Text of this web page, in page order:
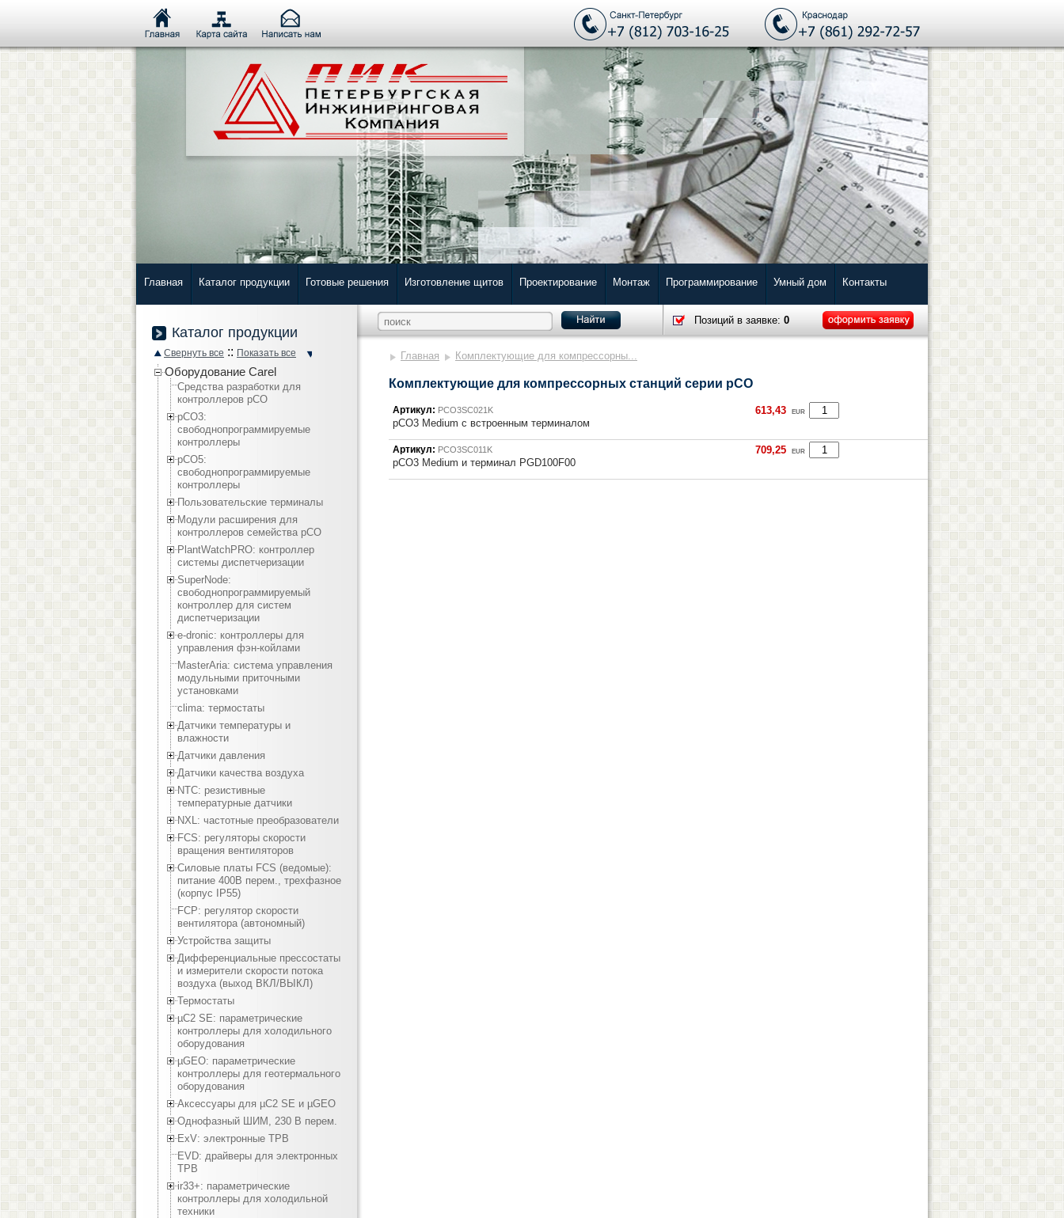
Главная Каталог продукции Готовые решения Изготовление щитов Проектирование Монтаж Программирование Умный дом Контакты
Каталог продукции
Свернуть все :: Показать все
Оборудование Carel
Средства разработки для
контроллеров pCO
pCO3:
cвободнопрограммируемые
контроллеры
pCO5:
cвободнопрограммируемые
контроллеры
Пользовательские терминалы
Модули расширения для
контроллеров семейства pCO
PlantWatchPRO: контроллер
системы диспетчеризации
SuperNode:
свободнопрограммируемый
контроллер для систем
диспетчеризации
e-dronic: контроллеры для
управления фэн-койлами
MasterAria: система управления
модульными приточными
установками
clima: термостаты
Датчики температуры и
влажности
Датчики давления
Датчики качества воздуха
NTC: резистивные
температурные датчики
NXL: частотные преобразователи
FCS: регуляторы скорости
вращения вентиляторов
Силовые платы FCS (ведомые):
питание 400В перем., трехфазное
(корпус IP55)
FCP: регулятор скорости
вентилятора (автономный)
Устройства защиты
Дифференциальные прессостаты
и измерители скорости потока
воздуха (выход ВКЛ/ВЫКЛ)
Термостаты
µC2 SE: параметрические
контроллеры для холодильного
оборудования
µGEO: параметрические
контроллеры для геотермального
оборудования
Аксессуары для µC2 SE и µGEO
Однофазный ШИМ, 230 В перем.
ExV: электронные ТРВ
EVD: драйверы для электронных
ТРВ
ir33+: параметрические
контроллеры для холодильной
техники
Позиций в заявке: 0
Главная Комплектующие для компрессорны...
Комплектующие для компрессорных станций серии pCO
Артикул: PCO3SC021K
pCO3 Medium с встроенным терминалом
613,43 EUR
Артикул: PCO3SC011K
pCO3 Medium и терминал PGD100F00
709,25 EUR